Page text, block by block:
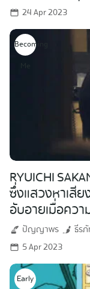
24 Apr 2023
Becoming
RYUICHI
ซึ่งแสวงหาเสี
อับอายเมื่อคว
ปัญญาพร
ธีร
5 Apr 2023
Early